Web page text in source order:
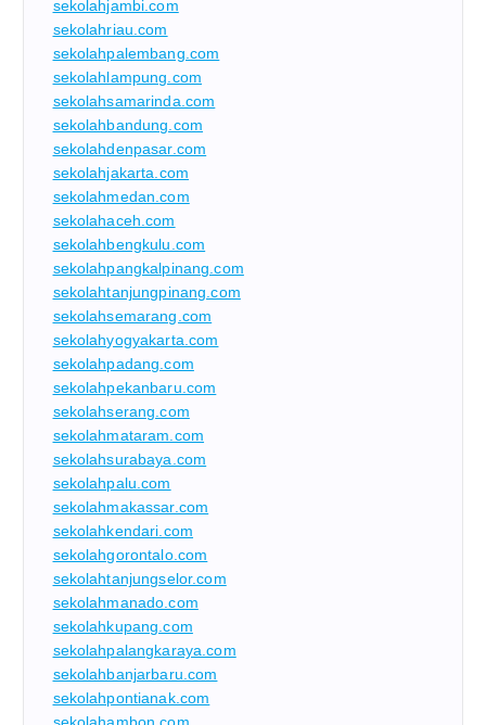
sekolahjambi.com
sekolahriau.com
sekolahpalembang.com
sekolahlampung.com
sekolahsamarinda.com
sekolahbandung.com
sekolahdenpasar.com
sekolahjakarta.com
sekolahmedan.com
sekolahaceh.com
sekolahbengkulu.com
sekolahpangkalpinang.com
sekolahtanjungpinang.com
sekolahsemarang.com
sekolahyogyakarta.com
sekolahpadang.com
sekolahpekanbaru.com
sekolahserang.com
sekolahmataram.com
sekolahsurabaya.com
sekolahpalu.com
sekolahmakassar.com
sekolahkendari.com
sekolahgorontalo.com
sekolahtanjungselor.com
sekolahmanado.com
sekolahkupang.com
sekolahpalangkaraya.com
sekolahbanjarbaru.com
sekolahpontianak.com